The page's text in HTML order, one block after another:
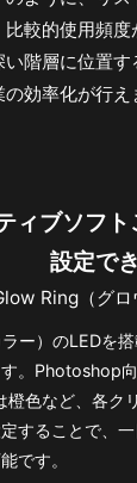
較的使用頻
階層に位置
効率化が行え
ィブソフ
設定で
Ring（グロ
ー）のLEDを
。Photoshop向
色など、各ク
することで、
です。